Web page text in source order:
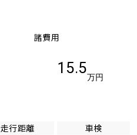
諸費用
15.5
万円
走行距離
車検